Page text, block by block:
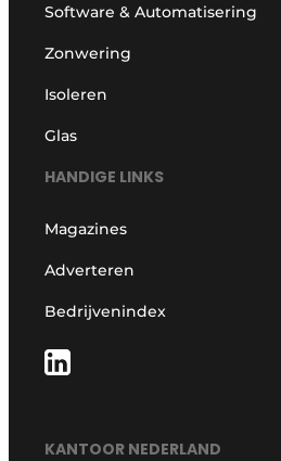
Software & Automatisering
Zonwering
Isoleren
Glas
HANDIGE LINKS
Magazines
Adverteren
Bedrijvenindex
KANTOOR NEDERLAND